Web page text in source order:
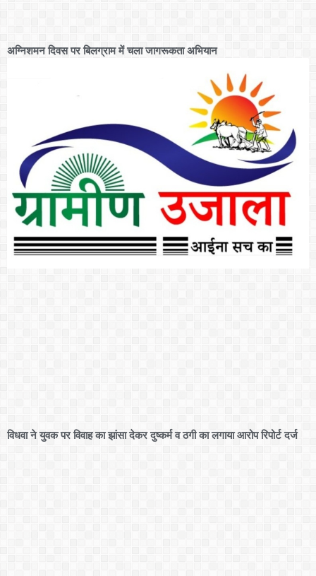
अग्निशमन दिवस पर बिलग्राम में चला जागरूकता अभियान
विधवा ने युवक पर विवाह का झांसा देकर दुष्कर्म व ठगी का लगाया आरोप रिपोर्ट दर्ज